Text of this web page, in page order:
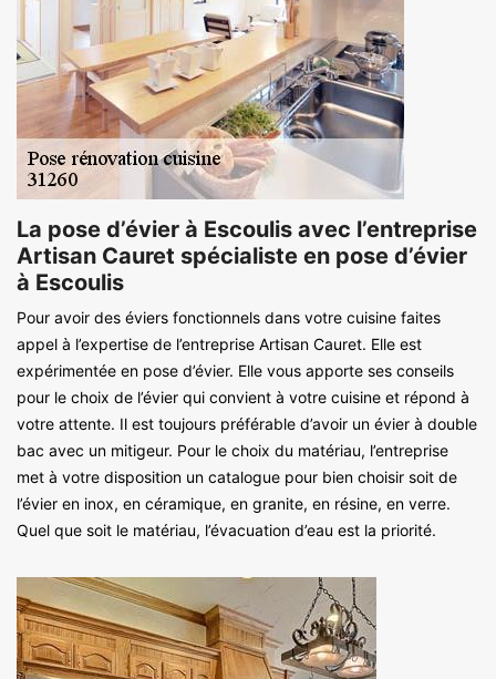
La pose d’évier à Escoulis avec l’entreprise
Artisan Cauret spécialiste en pose d’évier
à Escoulis
Pour avoir des éviers fonctionnels dans votre cuisine faites
appel à l’expertise de l’entreprise Artisan Cauret. Elle est
expérimentée en pose d’évier. Elle vous apporte ses conseils
pour le choix de l’évier qui convient à votre cuisine et répond à
votre attente. Il est toujours préférable d’avoir un évier à double
bac avec un mitigeur. Pour le choix du matériau, l’entreprise
met à votre disposition un catalogue pour bien choisir soit de
l’évier en inox, en céramique, en granite, en résine, en verre.
Quel que soit le matériau, l’évacuation d’eau est la priorité.